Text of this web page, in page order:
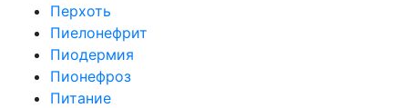
Перхоть
Пиелонефрит
Пиодермия
Пионефроз
Питание